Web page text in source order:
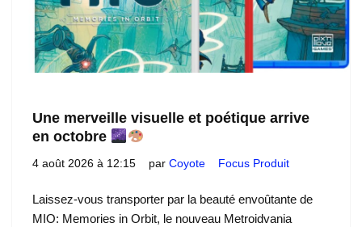
Une merveille visuelle et poétique arrive
en octobre
4 août 2026 à 12:15 par Coyote Focus Produit
Laissez-vous transporter par la beauté envoûtante de
MIO: Memories in Orbit, le nouveau Metroidvania